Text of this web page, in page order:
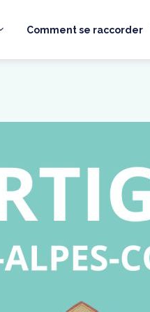
Comment se raccorder